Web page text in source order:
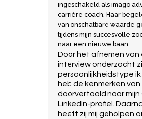
ingeschakeld als imago
carrière coach. Haar
van onschatbare waarde
tijdens mijn succesvolle
naar een nieuwe baan.
Door het afnemen van
interview onderzocht
persoonlijkheidstype ik
heb de kenmerken
doorvertaald naar mijn
LinkedIn-profiel.
heeft zij mij geholpen